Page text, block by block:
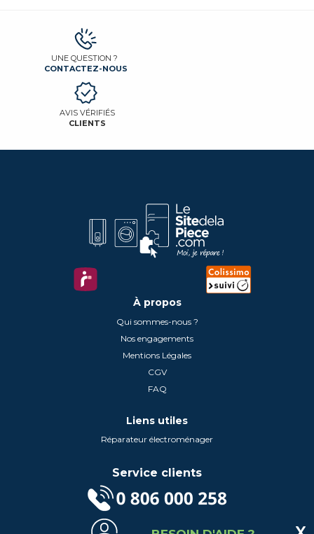
UNE QUESTION ?
CONTACTEZ-NOUS
AVIS VÉRIFIÉS
CLIENTS
À propos
Qui sommes-nous ?
Nos engagements
Mentions Légales
CGV
FAQ
Liens utiles
Réparateur électroménager
Service clients
(Service gratuit + prix d'un appel local)